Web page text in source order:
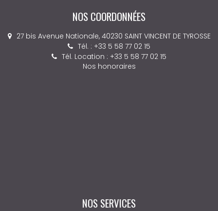
NOS COORDONNÉES
27 bis Avenue Nationale, 40230 SAINT VINCENT DE TYROSSE
Tél. : +33 5 58 77 02 15
Tél. Location : +33 5 58 77 02 15
Nos honoraires
NOS SERVICES